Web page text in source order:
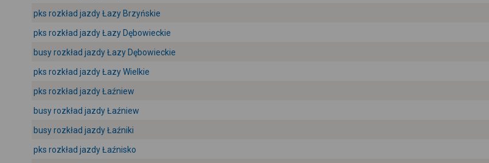
pks rozkład jazdy Łazy Brzyńskie
pks rozkład jazdy Łazy Dębowieckie
busy rozkład jazdy Łazy Dębowieckie
pks rozkład jazdy Łazy Wielkie
pks rozkład jazdy Łaźniew
busy rozkład jazdy Łaźniew
busy rozkład jazdy Łaźniki
pks rozkład jazdy Łaźnisko